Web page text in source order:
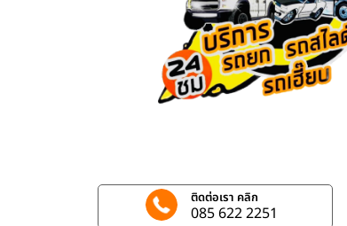
ติดต่อเรา คลิก
085 622 2251